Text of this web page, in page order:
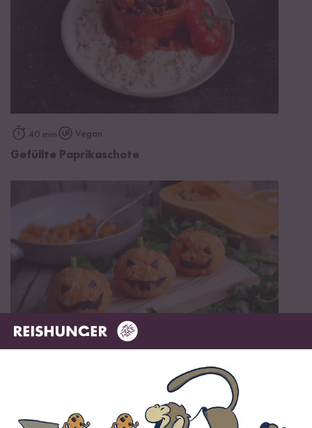
40 min Vegan
Gefüllte Paprikaschote